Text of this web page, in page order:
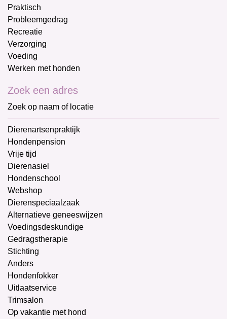
Praktisch
Probleemgedrag
Recreatie
Verzorging
Voeding
Werken met honden
Zoek een adres
Zoek op naam of locatie
Dierenartsenpraktijk
Hondenpension
Vrije tijd
Dierenasiel
Hondenschool
Webshop
Dierenspeciaalzaak
Alternatieve geneeswijzen
Voedingsdeskundige
Gedragstherapie
Stichting
Anders
Hondenfokker
Uitlaatservice
Trimsalon
Op vakantie met hond